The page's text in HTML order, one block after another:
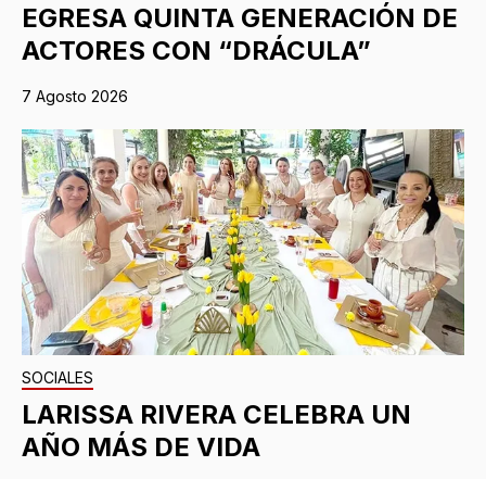
EGRESA QUINTA GENERACIÓN DE
ACTORES CON “DRÁCULA”
7 Agosto 2026
SOCIALES
LARISSA RIVERA CELEBRA UN
AÑO MÁS DE VIDA